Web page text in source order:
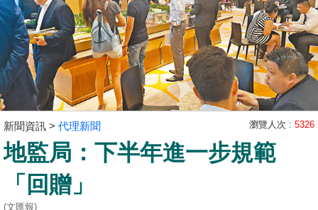
搵
樓/
成
交
放
盤
宅
谷
新聞資訊 > 代理新聞 瀏覽人次 : 5326
地監局：下半年進一步規範
「回贈」
(文匯報)